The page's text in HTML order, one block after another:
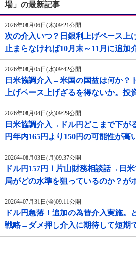
場」の最新記事
2026年08月06日(木)09:21公開
次の介入いつ？日銀利上げペース上
止まらなければ10月末～11月に追加
2026年08月05日(水)09:42公開
日米協調介入→米国の国益は何か？
上げペース上げざるを得ないか。投
2026年08月04日(火)09:29公開
日米協調介入→ドル円どこまで下が
円年内165円より150円の可能性が高
2026年08月03日(月)09:37公開
ドル円157円！片山財務相談話→日
局がどの水準を狙っているのか？が
2026年07月31日(金)09:11公開
ドル円急落！追加の為替介入実施。
戦略→ダメ押し介入に期待して短期